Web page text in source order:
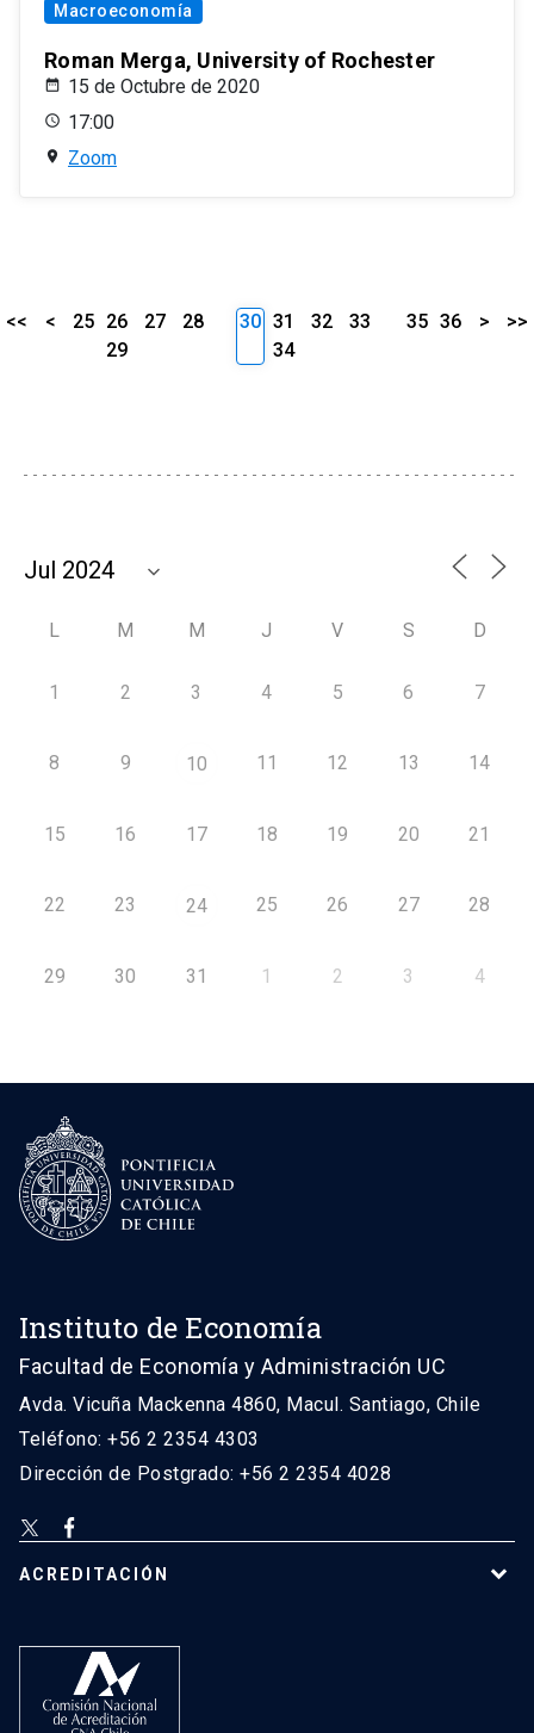
Macroeconomía
Roman Merga, University of Rochester
15 de Octubre de 2020
17:00
Zoom
<< < 25 26 27
28
29
30 31 32
33
34
35 36 > >>
L M M J V S D
1 2 3 4 5 6 7
8 9 10 11 12 13 14
15 16 17 18 19 20 21
22 23 24 25 26 27 28
29 30 31 1 2 3 4
Instituto de Economía
Facultad de Economía y Administración UC
Avda. Vicuña Mackenna 4860, Macul. Santiago, Chile
Teléfono: +56 2 2354 4303
Dirección de Postgrado: +56 2 2354 4028
ACREDITACIÓN